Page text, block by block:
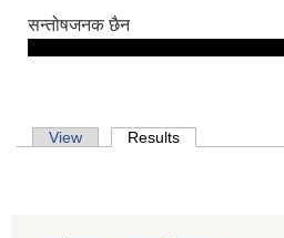
सन्तोषजनक छैन
Primary tabs
View Results